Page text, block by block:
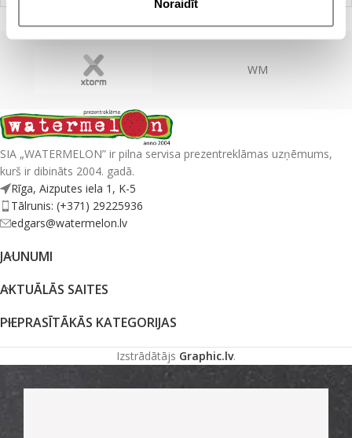
Noraidīt
WM
SIA „WATERMELON” ir pilna servisa prezentreklāmas uzņēmums,
kurš ir dibināts 2004. gadā.
Rīga, Aizputes iela 1, K-5
Tālrunis: (+371) 29225936
edgars@watermelon.lv
JAUNUMI
AKTUĀLĀS SAITES
PIEPRASĪTĀKĀS KATEGORIJAS
Izstrādātājs Graphic.lv.